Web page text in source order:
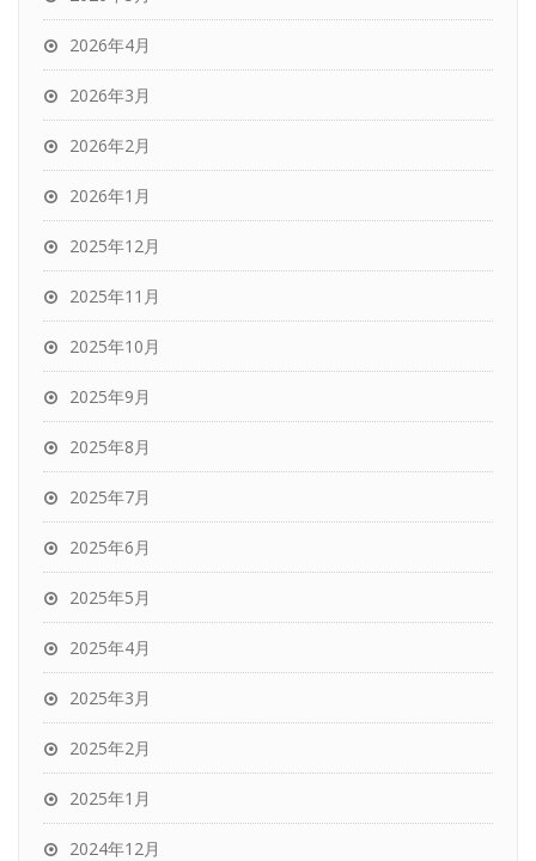
2026年4月
2026年3月
2026年2月
2026年1月
2025年12月
2025年11月
2025年10月
2025年9月
2025年8月
2025年7月
2025年6月
2025年5月
2025年4月
2025年3月
2025年2月
2025年1月
2024年12月